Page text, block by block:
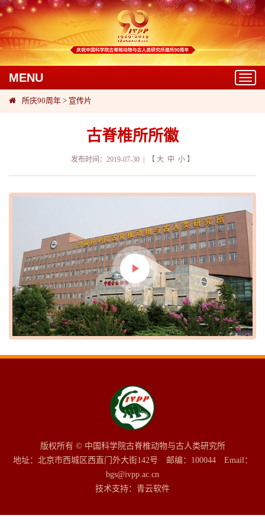
MENU
所庆90周年 > 宣传片
古脊椎所所徽
发布时间：2019-07-30 | 【 大 中 小 】
Play
Video
版权所有 © 中国科学院古脊椎动物与古人类研究所
地址：北京市西城区西直门外大街142号 邮编：100044 Email：
bgs@ivpp.ac.cn
技术支持： 青云软件